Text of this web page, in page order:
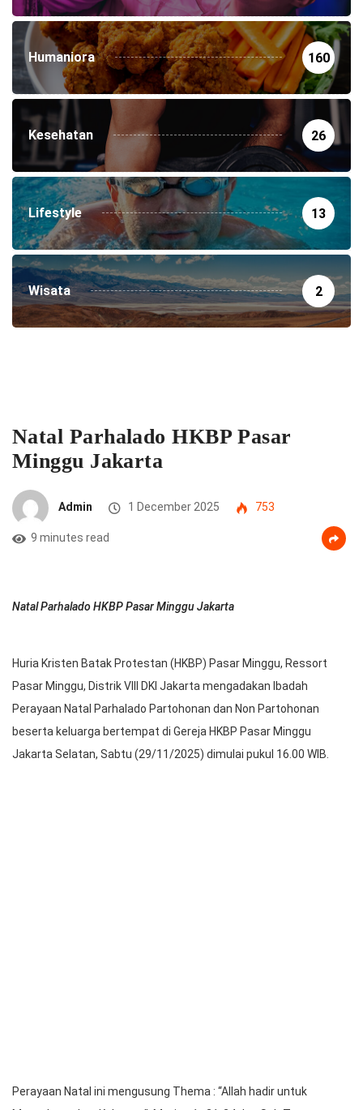
Humaniora 160
Kesehatan 26
Lifestyle 13
Wisata 2
Natal Parhalado HKBP Pasar
Minggu Jakarta
Admin 1 December 2025 753
9 minutes read